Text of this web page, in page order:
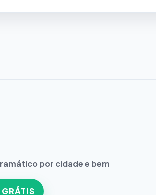
por cidade e bem